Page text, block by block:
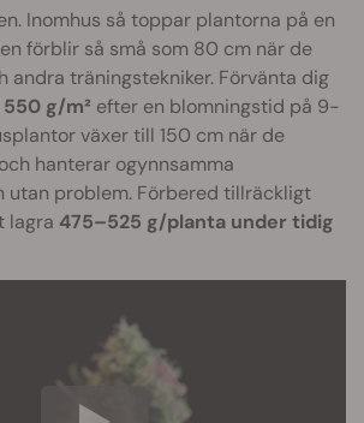
Inomhus så toppar plantorna på en
förblir så små som 80 cm när de
andra träningstekniker. Förvänta dig
550 g/m² efter en blomningstid på 9-
växer till 150 cm när de
hanterar ogynnsamma
utan problem. Förbered tillräckligt
lagra 475–525 g/planta under tidig